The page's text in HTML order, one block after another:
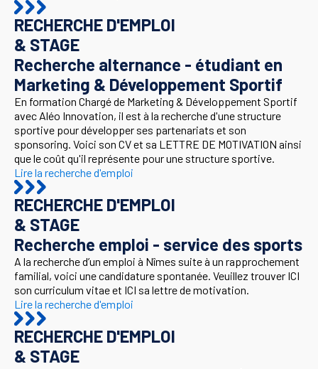
RECHERCHE D'EMPLOI
& STAGE
Recherche alternance - étudiant en
Marketing & Développement Sportif
En formation Chargé de Marketing & Développement Sportif
avec Aléo Innovation, il est à la recherche d'une structure
sportive pour développer ses partenariats et son
sponsoring. Voici son CV et sa LETTRE DE MOTIVATION ainsi
que le coût qu'il représente pour une structure sportive.
Lire la recherche d'emploi
RECHERCHE D'EMPLOI
& STAGE
Recherche emploi - service des sports
A la recherche d’un emploi à Nîmes suite à un rapprochement
familial, voici une candidature spontanée. Veuillez trouver ICI
son curriculum vitae et ICI sa lettre de motivation.
Lire la recherche d'emploi
RECHERCHE D'EMPLOI
& STAGE